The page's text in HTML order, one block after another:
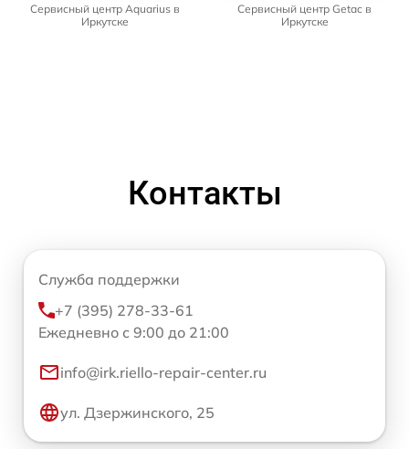
Сервисный центр Aquarius в
Иркутске
Сервисный центр Getac в
Иркутске
Контакты
Служба поддержки
+7 (395) 278-33-61
Ежедневно с 9:00 до 21:00
info@irk.riello-repair-center.ru
ул. Дзержинского, 25